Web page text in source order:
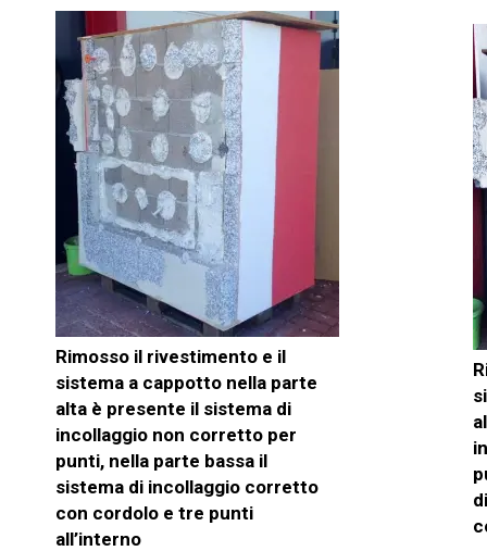
Rimosso il rivestimento e il
sistema a cappotto nella parte
alta è presente il sistema di
incollaggio non corretto per
punti, nella parte bassa il
sistema di incollaggio corretto
con cordolo e tre punti
all’interno